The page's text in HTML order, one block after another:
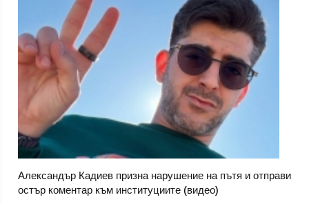
Александър Кадиев призна нарушение на пътя и отправи
остър коментар към институциите (видео)